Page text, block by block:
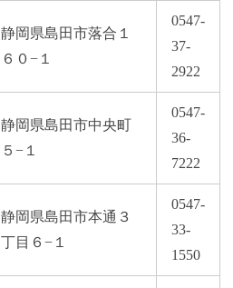
静岡県島田市落合１
６０−１
0547-
37-
2922
静岡県島田市中央町
５−１
0547-
36-
7222
静岡県島田市本通３
丁目６−１
0547-
33-
1550